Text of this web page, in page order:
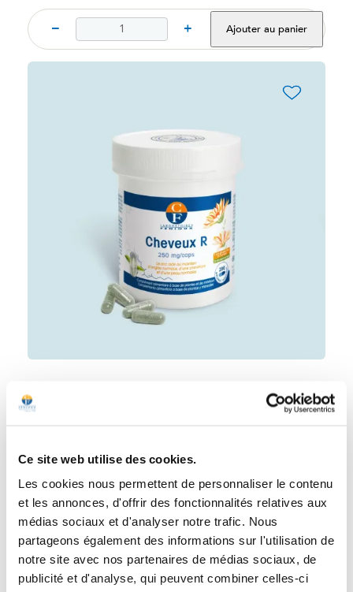
Ce site web utilise des cookies.
Les cookies nous permettent de personnaliser le contenu
et les annonces, d'offrir des fonctionnalités relatives aux
médias sociaux et d'analyser notre trafic. Nous
partageons également des informations sur l'utilisation de
notre site avec nos partenaires de médias sociaux, de
publicité et d'analyse, qui peuvent combiner celles-ci
− + Ajouter au panier
favorite_border
Ongles et cheveux
Boîte pour 1 mois
Prix
29,00 €
− + Ajouter au panier